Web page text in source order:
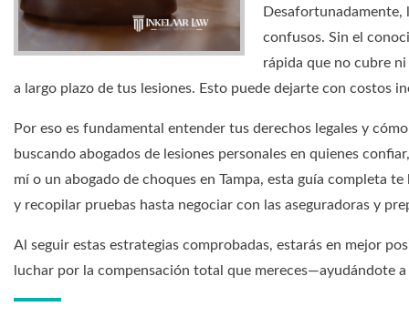
Desafortunadamente,
confusos. Sin el
rápida que no cubre
a largo plazo de tus lesiones. Esto puede dejarte con costos
Por eso es fundamental entender tus derechos legales y
buscando abogados de lesiones personales en quienes
mí o un abogado de choques en Tampa, esta guía completa
y recopilar pruebas hasta negociar con las aseguradoras y
Al seguir estas estrategias comprobadas, estarás en mejor
luchar por la compensación total que mereces—ayudándote